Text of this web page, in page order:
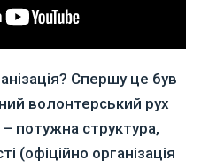
Спершу це був
волонтерський рух
потужна структура,
(офіційно організація